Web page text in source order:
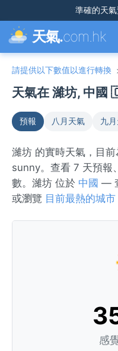
準確的天
天氣.com.hk
請提供以下數值以進行轉換
天氣在 濰坊, 中
預報 八月天氣 九
濰坊 的實時天氣，目
sunny。查看 7 天預報
數。濰坊 位於 中國 —
或瀏覽 目前最熱的城市
感